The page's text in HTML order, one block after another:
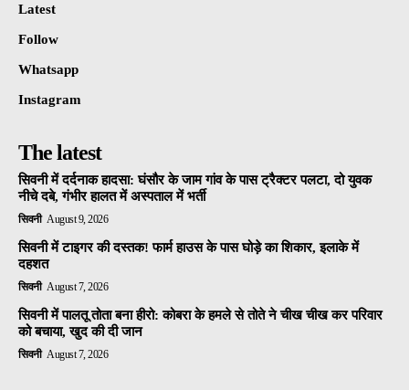
Latest
Follow
Whatsapp
Instagram
The latest
सिवनी में दर्दनाक हादसा: घंसौर के जाम गांव के पास ट्रैक्टर पलटा, दो युवक
नीचे दबे, गंभीर हालत में अस्पताल में भर्ती
सिवनी August 9, 2026
सिवनी में टाइगर की दस्तक! फार्म हाउस के पास घोड़े का शिकार, इलाके में
दहशत
सिवनी August 7, 2026
सिवनी में पालतू तोता बना हीरो: कोबरा के हमले से तोते ने चीख चीख कर परिवार
को बचाया, खुद की दी जान
सिवनी August 7, 2026